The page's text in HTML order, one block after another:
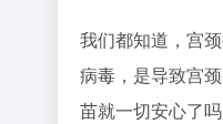
我们都知道，宫
病毒，是导致宫
苗就一切安心了